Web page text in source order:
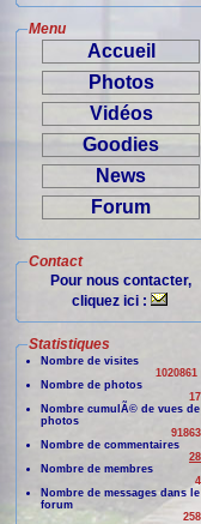
Menu
Accueil
Photos
Vidéos
Goodies
News
Forum
Contact
Pour nous contacter,
cliquez ici :
Statistiques
Nombre de visites
1020861
Nombre de photos
Nombre cumulÃ© de vues de
photos
Nombre de commentaires
Nombre de membres
Nombre de messages dans le
forum